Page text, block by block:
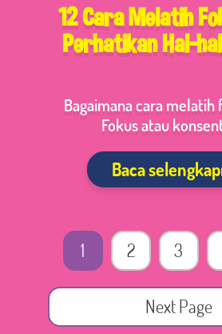
12 Cara Melatih
Perhatikan Hal-
Bagaimana cara melatih
Fokus atau
Baca
1 2 3
Next Page